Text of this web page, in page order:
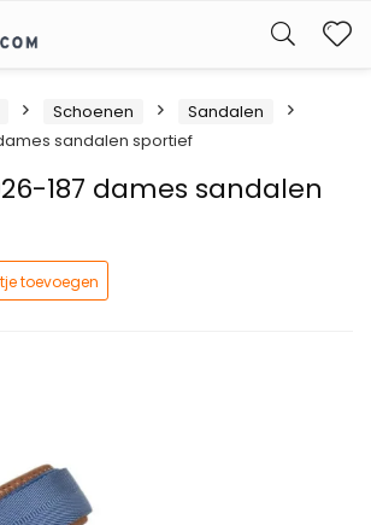
Schoenen
Sandalen
sandalen sportief
187 dames sandalen
toevoegen